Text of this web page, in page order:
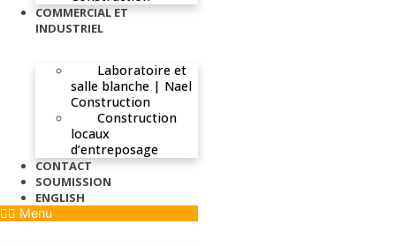
COMMERCIAL ET
INDUSTRIEL
Laboratoire et
salle blanche | Nael
Construction
Construction
locaux
d’entreposage
CONTACT
SOUMISSION
ENGLISH
Menu